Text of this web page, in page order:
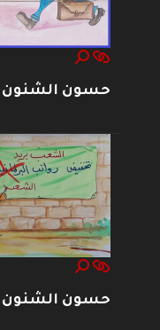
حسون الشنون
حسون الشنون